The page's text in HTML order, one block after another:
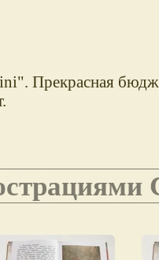
Прекрасная